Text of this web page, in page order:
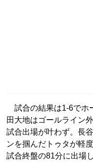
試合の結果は1-6でホ
田大地はゴールライン
試合出場が叶わず。長
ンを掴んだトゥタが軽
試合終盤の81分に出場し